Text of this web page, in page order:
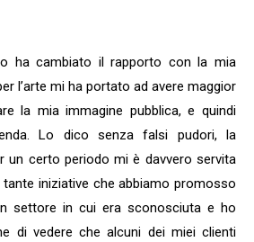
ha cambiato il rapporto con la mia
l’arte mi ha portato ad avere maggior
la mia immagine pubblica, e quindi
Lo dico senza falsi pudori, la
un certo periodo mi è davvero servita
iniziative che abbiamo promosso
settore in cui era sconosciuta e ho
di vedere che alcuni dei miei clienti